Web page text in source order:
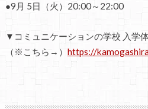
●9月 5日（火）20:00～22:00
▼コミュニケーションの学校 入学
（※こちら→） https://